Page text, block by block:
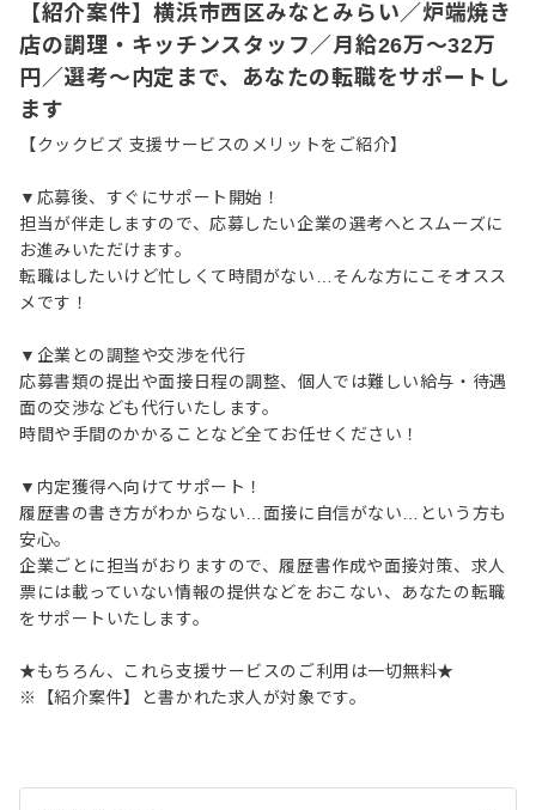
【紹介案件】横浜市西区みなとみらい／炉端焼き
店の調理・キッチンスタッフ／月給26万〜32万
円／選考～内定まで、あなたの転職をサポートし
ます
【クックビズ 支援サービスのメリットをご紹介】
▼応募後、すぐにサポート開始！
担当が伴走しますので、応募したい企業の選考へとスムーズに
お進みいただけます。
転職はしたいけど忙しくて時間がない…そんな方にこそオスス
メです！
▼企業との調整や交渉を代行
応募書類の提出や面接日程の調整、個人では難しい給与・待遇
面の交渉なども代行いたします。
時間や手間のかかることなど全てお任せください！
▼内定獲得へ向けてサポート！
履歴書の書き方がわからない…面接に自信がない…という方も
安心。
企業ごとに担当がおりますので、履歴書作成や面接対策、求人
票には載っていない情報の提供などをおこない、あなたの転職
をサポートいたします。
★もちろん、これら支援サービスのご利用は一切無料★
※【紹介案件】と書かれた求人が対象です。